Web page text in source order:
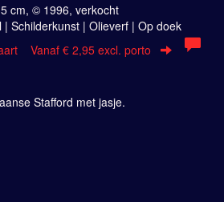
cm, © 1996, verkocht
| Schilderkunst | Olieverf | Op doek
Vanaf € 2,95 excl. porto
Stafford met jasje.